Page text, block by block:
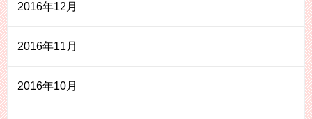
2016年12月
2016年11月
2016年10月